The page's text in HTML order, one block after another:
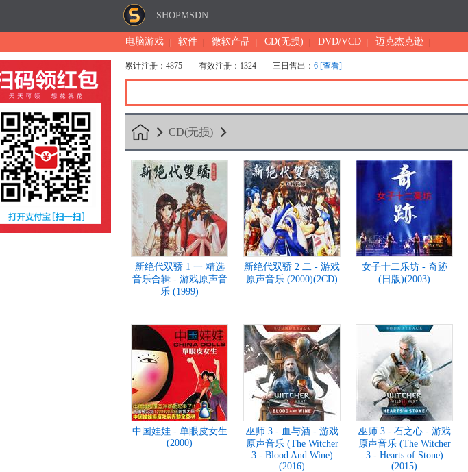
SHOPMSDN
电脑游戏 软件 微软产品 CD(无损) DVD/VCD 迈克杰克逊
累计注册：4875 有效注册：1324 三日售出： 6 [查看]
CD(无损)
新绝代双骄 1 一 精选
音乐合辑 - 游戏原声音
乐 (1999)
新绝代双骄 2 二 - 游戏
原声音乐 (2000)(2CD)
女子十二乐坊 - 奇跡
(日版)(2003)
中国娃娃 - 单眼皮女生
(2000)
巫师 3 - 血与酒 - 游戏
原声音乐 (The Witcher
3 - Blood And Wine)
(2016)
巫师 3 - 石之心 - 游戏
原声音乐 (The Witcher
3 - Hearts of Stone)
(2015)